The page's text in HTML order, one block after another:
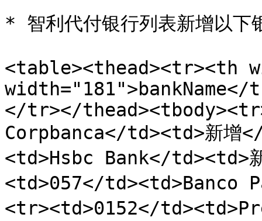
* 智利代付银行列表新增以下
<table><thead><tr><th
</tr></
Corpbanca</td><td>新
<td>Hsbc Bank</
<td>057</td><td>Banco
<tr><td>0152</